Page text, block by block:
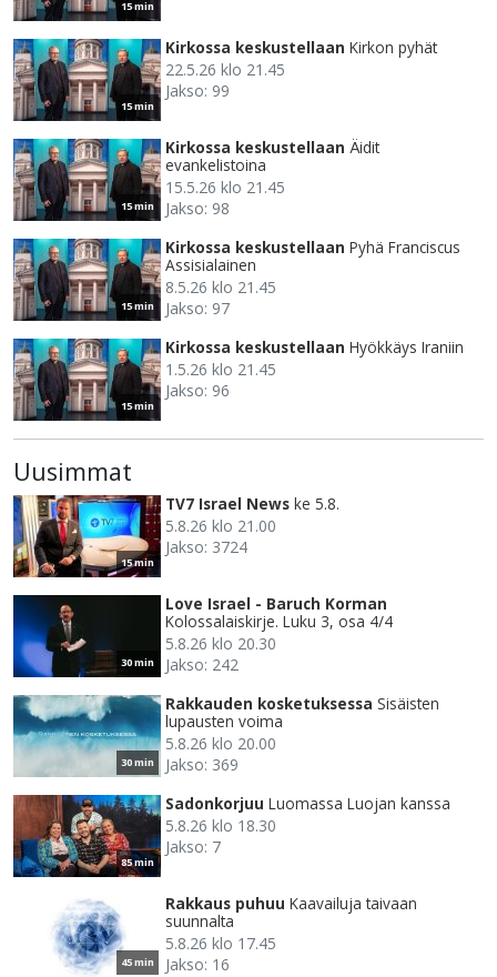
15 min
15 min
Kirkossa keskustellaan Kirkon pyhät
22.5.26 klo 21.45
Jakso: 99
15 min
Kirkossa keskustellaan Äidit
evankelistoina
15.5.26 klo 21.45
Jakso: 98
15 min
Kirkossa keskustellaan Pyhä Franciscus
Assisialainen
8.5.26 klo 21.45
Jakso: 97
15 min
Kirkossa keskustellaan Hyökkäys Iraniin
1.5.26 klo 21.45
Jakso: 96
Uusimmat
15 min
TV7 Israel News ke 5.8.
5.8.26 klo 21.00
Jakso: 3724
30 min
Love Israel - Baruch Korman
Kolossalaiskirje. Luku 3, osa 4/4
5.8.26 klo 20.30
Jakso: 242
30 min
Rakkauden kosketuksessa Sisäisten
lupausten voima
5.8.26 klo 20.00
Jakso: 369
85 min
Sadonkorjuu Luomassa Luojan kanssa
5.8.26 klo 18.30
Jakso: 7
45 min
Rakkaus puhuu Kaavailuja taivaan
suunnalta
5.8.26 klo 17.45
Jakso: 16